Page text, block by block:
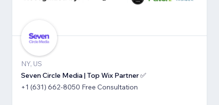
NY, US
Seven Circle Media | Top Wix Partner ✅
+1 (631) 662-8050 Free Consultation